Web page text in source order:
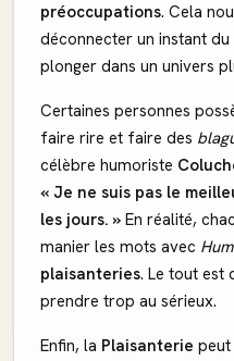
préoccupations. Cela
déconnecter un instant
plonger dans un univers
Certaines personnes
faire rire et faire des
célèbre humoriste
« Je ne suis pas le
les jours. » En réalité,
manier les mots avec
plaisanteries. Le tout est
prendre trop au sérieux.
Enfin, la Plaisanterie